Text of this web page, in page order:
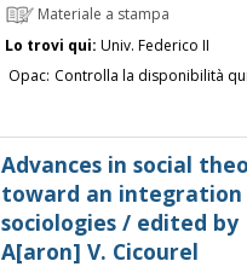
Materiale a stampa
Lo trovi qui: Univ. Federico II
Opac: Controlla la disponibilità
Advances in social
toward an integration
sociologies / edited
A[aron] V. Cicourel